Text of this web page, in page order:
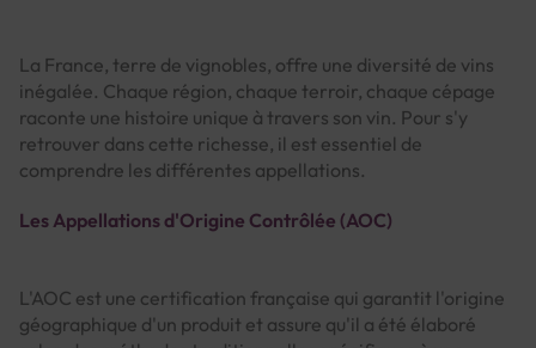
La France, terre de vignobles, offre une diversité de vins
inégalée. Chaque région, chaque terroir, chaque cépage
raconte une histoire unique à travers son vin. Pour s'y
retrouver dans cette richesse, il est essentiel de
comprendre les différentes appellations.
Les Appellations d'Origine Contrôlée (AOC)
L'AOC est une certification française qui garantit l'origine
géographique d'un produit et assure qu'il a été élaboré